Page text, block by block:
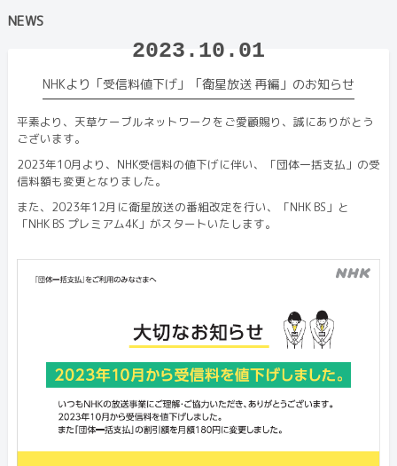
NEWS
2023.10.01
NHKより「受信料値下げ」「衛星放送 再編」のお知らせ
平素より、天草ケーブルネットワークをご愛顧賜り、誠にありがとう
ございます。
2023年10月より、NHK受信料の値下げに伴い、「団体一括支払」の受
信料額も変更となりました。
また、2023年12月に衛星放送の番組改定を行い、「NHK BS」と
「NHK BS プレミアム4K」がスタートいたします。